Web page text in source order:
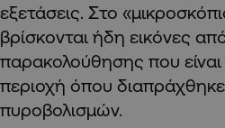
εξετάσεις. Στο
βρίσκονται ήδη εικόνες
παρακολούθησης που
περιοχή όπου
πυροβολισμών.